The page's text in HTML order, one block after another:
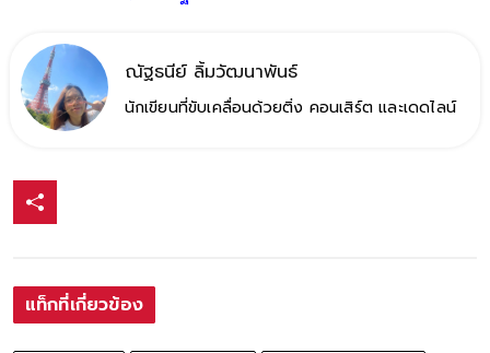
ณัฐธนีย์ ลิ้มวัฒนาพันธ์
นักเขียนที่ขับเคลื่อนด้วยติ่ง คอนเสิร์ต และเดดไลน์
แท็กที่เกี่ยวข้อง